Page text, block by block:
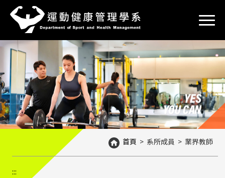
容
首頁 > 系所成員 > 業界教師
:::